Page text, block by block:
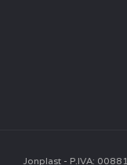
Jonplast - P.IVA: